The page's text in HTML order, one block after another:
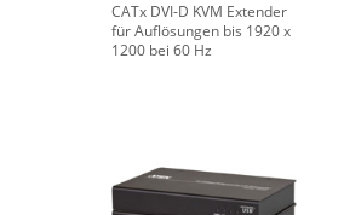
CATx DVI-D KVM Extender
für Auflösungen bis 1920 x
1200 bei 60 Hz